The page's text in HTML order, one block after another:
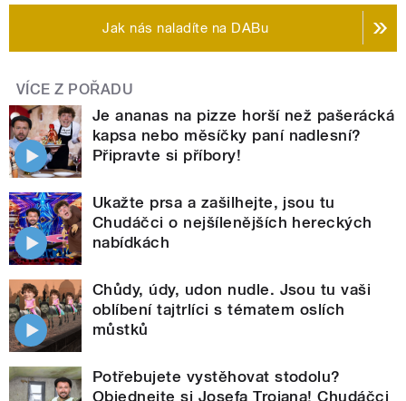
Jak nás naladíte na DABu
VÍCE Z POŘADU
Je ananas na pizze horší než pašerácká
kapsa nebo měsíčky paní nadlesní?
Připravte si příbory!
Ukažte prsa a zašilhejte, jsou tu
Chudáčci o nejšílenějších hereckých
nabídkách
Chůdy, údy, udon nudle. Jsou tu vaši
oblíbení tajtrlíci s tématem oslích
můstků
Potřebujete vystěhovat stodolu?
Objednejte si Josefa Trojana! Chudáčci